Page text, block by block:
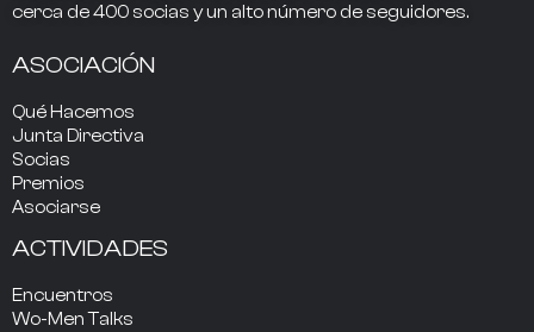
cerca de400 socias y un alto número de seguidores.
ASOCIACIÓN
Qué Hacemos
Junta Directiva
Socias
Premios
Asociarse
ACTIVIDADES
Encuentros
Wo-Men Talks